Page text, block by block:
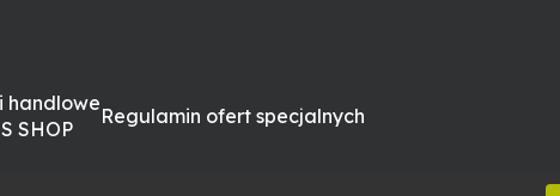
handlowe
SHOP
Regulamin ofert specjalnych